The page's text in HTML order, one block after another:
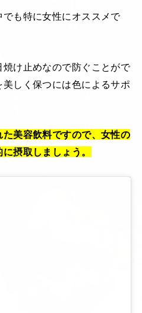
も特に女性にオススメで
け止めなので防ぐことがで
しく保つには色によるサポ
美容飲料ですので、女性の
摂取しましょう。